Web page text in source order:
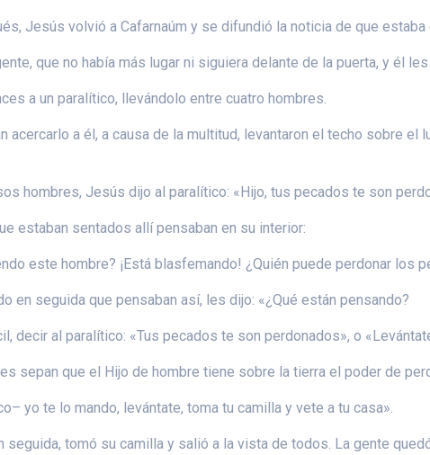
Jesús volvió a Cafarnaúm y se difundió la noticia de que estaba
que no había más lugar ni siguiera delante de la puerta, y él les
a un paralítico, llevándolo entre cuatro hombres.
acercarlo a él, a causa de la multitud, levantaron el techo sobre
hombres, Jesús dijo al paralítico: «Hijo, tus pecados te son
estaban sentados allí pensaban en su interior:
este hombre? ¡Está blasfemando! ¿Quién puede perdonar los
en seguida que pensaban así, les dijo: «¿Qué están pensando?
decir al paralítico: «Tus pecados te son perdonados», o
sepan que el Hijo de hombre tiene sobre la tierra el poder de
yo te lo mando, levántate, toma tu camilla y vete a tu casa».
seguida, tomó su camilla y salió a la vista de todos. La gente